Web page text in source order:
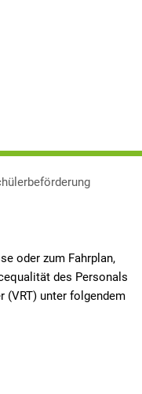
oder zum Fahrplan,
des Personals
(VRT) unter folgendem